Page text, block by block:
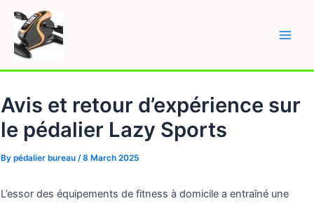
content
Avis et retour d’expérience sur
le pédalier Lazy Sports
By pédalier bureau /8 March 2025
L’essor des équipements de fitness à domicile a entraîné une